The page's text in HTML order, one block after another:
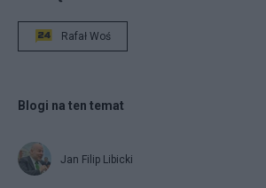
Rafał Woś
Blogi na ten temat
Jan Filip Libicki